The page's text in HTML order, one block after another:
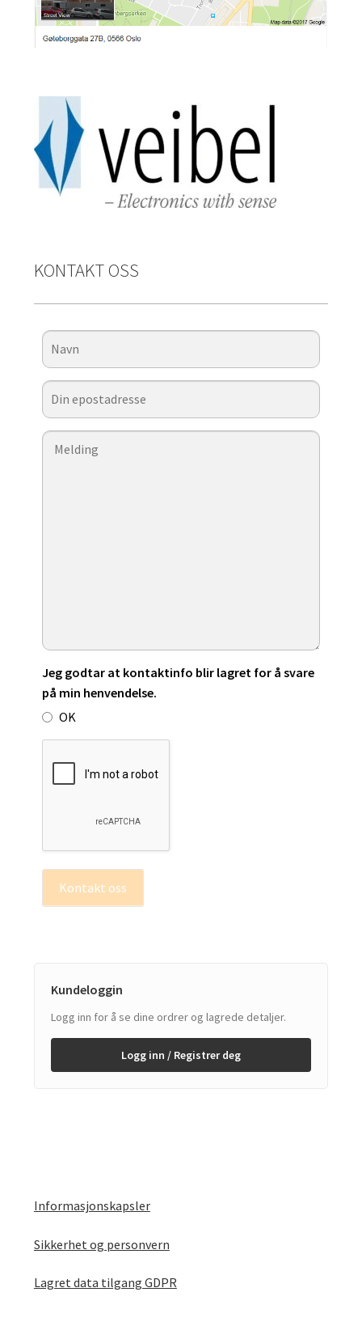
KONTAKT OSS
Jeg godtar at kontaktinfo blir lagret for å svare
på min henvendelse.
OK
Kontakt oss
Kundeloggin
Logg inn for å se dine ordrer og lagrede detaljer.
Logg inn / Registrer deg
Informasjonskapsler
Sikkerhet og personvern
Lagret data tilgang GDPR